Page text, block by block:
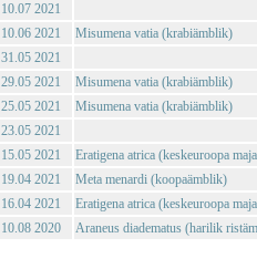
10.07 2021
10.06 2021
Misumena vatia (krabiämblik)
31.05 2021
29.05 2021
Misumena vatia (krabiämblik)
25.05 2021
Misumena vatia (krabiämblik)
23.05 2021
15.05 2021
Eratigena atrica (keskeuroopa
19.04 2021
Meta menardi (koopaämblik)
16.04 2021
Eratigena atrica (keskeuroopa
10.08 2020
Araneus diadematus (harilik